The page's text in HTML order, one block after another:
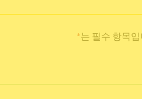
*는 필수 항목